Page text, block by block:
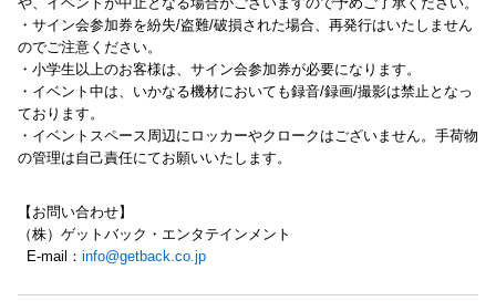
・サイン会参加券を紛失/盗難/破損された場合、再発行はいたしません
のでご注意ください。
・小学生以上のお客様は、サイン会参加券が必要になります。
・イベント中は、いかなる機材においても録音/録画/撮影は禁止となっ
ております。
・イベントスペース周辺にロッカーやクロークはございません。手荷物
の管理は自己責任にてお願いいたします。
【お問い合わせ】
（株）ゲットバック・エンタテインメント
E-mail： info@getback.co.jp